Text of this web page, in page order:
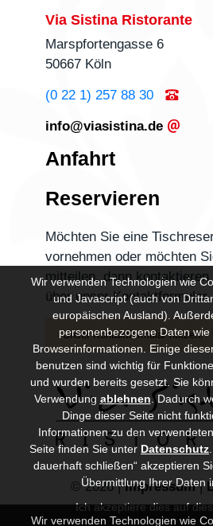
Reservieren
Möchten Sie eine
vornehmen oder möchten
mitteilen, dann
über unserKontaktformular.
Unser Kontaktformular nutzen!
© 2026 |Impressum|
Via Sistina Ristorante
Marspfortengasse 6
50667 Köln
(0 22 1) 257 88 30
info@viasistina.de
Anfahrt
Wir verwenden Technologien wie
und Javascript (auch von
europäischen Ausland).
personenbezogene Daten
Browserinformationen. Einige
benutzen sind wichtig für
und wurden bereits gesetzt. Sie
Verwendung ablehnen.Dadurch
Dinge dieser Seite nicht
Informationen zu den
Seite finden Sie unter Datenschutz
dauerhaft schließen“ akzeptieren
Übermittlung Ihrer Daten
Ich akzeptiere dies auf
Wir verwenden Technologien wie